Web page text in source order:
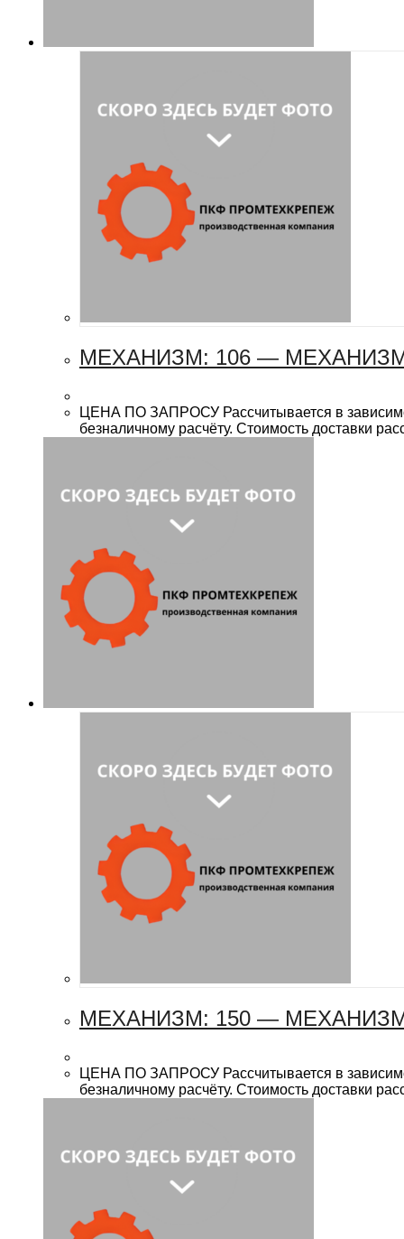
МЕХАНИЗМ: 106 —
ЦЕНА ПО ЗАПРОСУ Рассчитывается в
безналичному расчёту. Стоимость доставки
МЕХАНИЗМ: 150 —
ЦЕНА ПО ЗАПРОСУ Рассчитывается в
безналичному расчёту. Стоимость доставки